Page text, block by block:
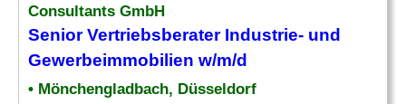
Consultants GmbH
Senior Vertriebsberater Industrie- und
Gewerbeimmobilien w/m/d
• Mönchengladbach, Düsseldorf